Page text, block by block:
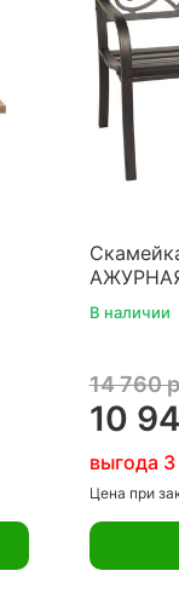
АЖУРНАЯ
В наличии
14 760
10
выгода
Цена при